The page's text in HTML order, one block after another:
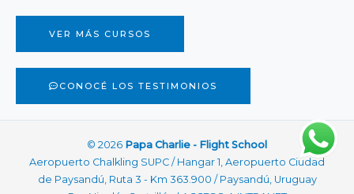
VER MÁS CURSOS
CONOCÉ LOS TESTIMONIOS
© 2026 Papa Charlie - Flight School
Aeropuerto Chalkling SUPC / Hangar 1, Aeropuerto Ciudad
de Paysandú, Ruta 3 - Km 363.900 / Paysandú, Uruguay